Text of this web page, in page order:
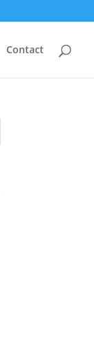
Contact